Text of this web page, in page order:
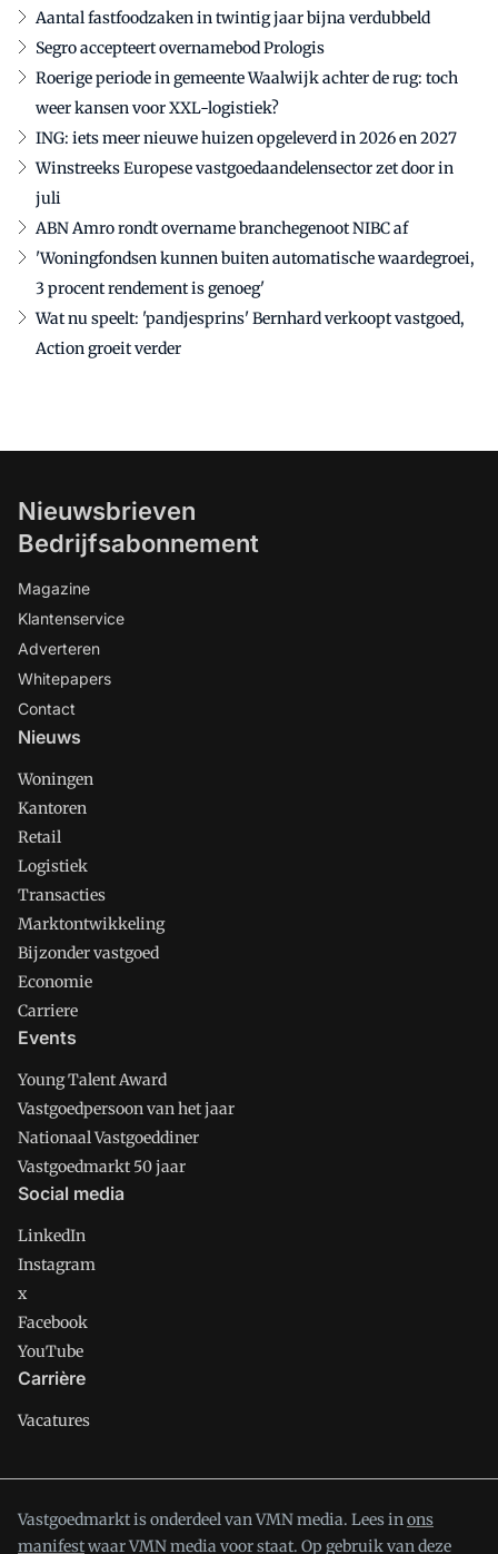
Aantal fastfoodzaken in twintig jaar bijna verdubbeld
Segro accepteert overnamebod Prologis
Roerige periode in gemeente Waalwijk achter de rug: toch
weer kansen voor XXL-logistiek?
ING: iets meer nieuwe huizen opgeleverd in 2026 en 2027
Winstreeks Europese vastgoedaandelensector zet door in
juli
ABN Amro rondt overname branchegenoot NIBC af
'Woningfondsen kunnen buiten automatische waardegroei,
3 procent rendement is genoeg'
Wat nu speelt: 'pandjesprins' Bernhard verkoopt vastgoed,
Action groeit verder
Nieuwsbrieven
Bedrijfsabonnement
Magazine
Klantenservice
Adverteren
Whitepapers
Contact
Nieuws
Woningen
Kantoren
Retail
Logistiek
Transacties
Marktontwikkeling
Bijzonder vastgoed
Economie
Carriere
Events
Young Talent Award
Vastgoedpersoon van het jaar
Nationaal Vastgoeddiner
Vastgoedmarkt 50 jaar
Social media
LinkedIn
Instagram
x
Facebook
YouTube
Carrière
Vacatures
Vastgoedmarkt is onderdeel van VMN media. Lees inons
manifestwaar VMN media voor staat. Op gebruik van deze